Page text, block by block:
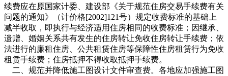
续费应在原国家计委、建设部《关于规范住房交易手续费有关
问题的通知》（计价格[2002]121号）规定收费标准的基础上
减半收取，即执行与经济适用住房相同的收费标准；因继承、
遗赠、婚姻关系共有发生的住房转让免收住房转让手续费；依
法进行的廉租住房、公共租赁住房等保障性住房租赁行为免收
租赁手续费；住房抵押不得收取抵押手续费。
二、规范并降低施工图设计文件审查费。各地应加强施工图